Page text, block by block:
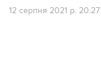
12 серпня 2021 р. 20:27